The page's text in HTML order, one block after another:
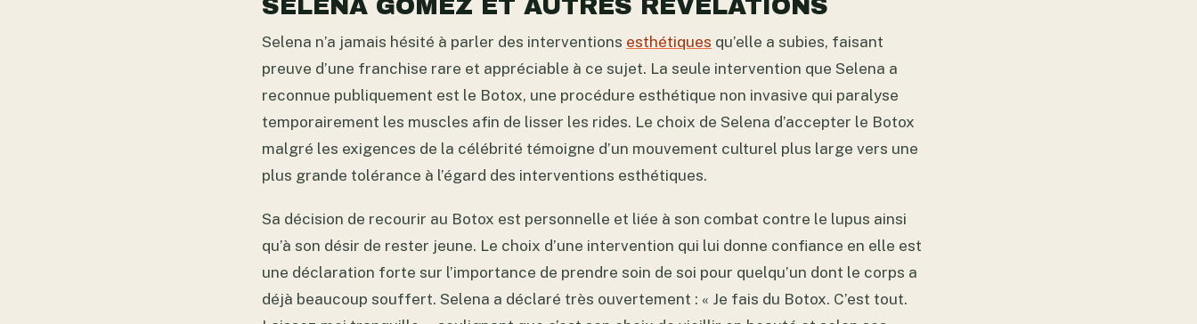
SELENA GOMEZ ET AUTRES RÉVÉLATIONS
Selena n’a jamais hésité à parler des interventions esthétiques qu’elle a subies, faisant
preuve d’une franchise rare et appréciable à ce sujet. La seule intervention que Selena a
reconnue publiquement est le Botox, une procédure esthétique non invasive qui paralyse
temporairement les muscles afin de lisser les rides. Le choix de Selena d’accepter le Botox
malgré les exigences de la célébrité témoigne d’un mouvement culturel plus large vers une
plus grande tolérance à l’égard des interventions esthétiques.
Sa décision de recourir au Botox est personnelle et liée à son combat contre le lupus ainsi
qu’à son désir de rester jeune. Le choix d’une intervention qui lui donne confiance en elle est
une déclaration forte sur l’importance de prendre soin de soi pour quelqu’un dont le corps a
déjà beaucoup souffert. Selena a déclaré très ouvertement : « Je fais du Botox. C’est tout.